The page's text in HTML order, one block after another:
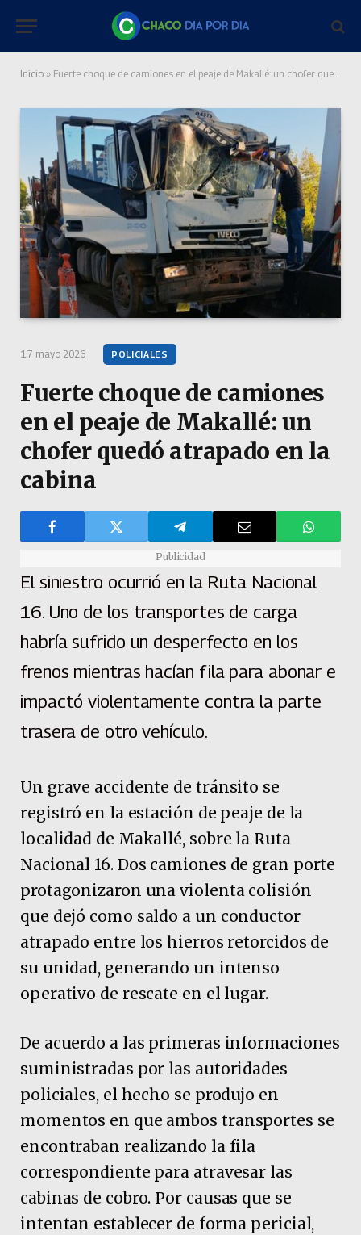
Inicio » Fuerte choque de camiones en el peaje de Makallé: un chofer quedó atrapado en la cabina
17 mayo 2026 POLICIALES
Fuerte choque de camiones
en el peaje de Makallé: un
chofer quedó atrapado en la
cabina
Publicidad
El siniestro ocurrió en la Ruta Nacional
16. Uno de los transportes de carga
habría sufrido un desperfecto en los
frenos mientras hacían fila para abonar e
impactó violentamente contra la parte
trasera de otro vehículo.
Un grave accidente de tránsito se
registró en la estación de peaje de la
localidad de Makallé, sobre la Ruta
Nacional 16. Dos camiones de gran porte
protagonizaron una violenta colisión
que dejó como saldo a un conductor
atrapado entre los hierros retorcidos de
su unidad, generando un intenso
operativo de rescate en el lugar.
De acuerdo a las primeras informaciones
suministradas por las autoridades
policiales, el hecho se produjo en
momentos en que ambos transportes se
encontraban realizando la fila
correspondiente para atravesar las
cabinas de cobro. Por causas que se
intentan establecer de forma pericial,